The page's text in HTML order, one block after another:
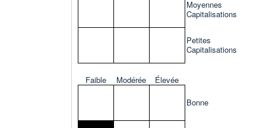
Moyennes
Capitalisations
Petites
Capitalisations
Faible Modérée
Élevée
Bonne